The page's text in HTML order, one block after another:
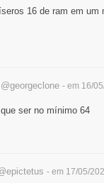
16 de ram em um
@georgeclone - em 16/
ser no mínimo 64
- em 17/05/